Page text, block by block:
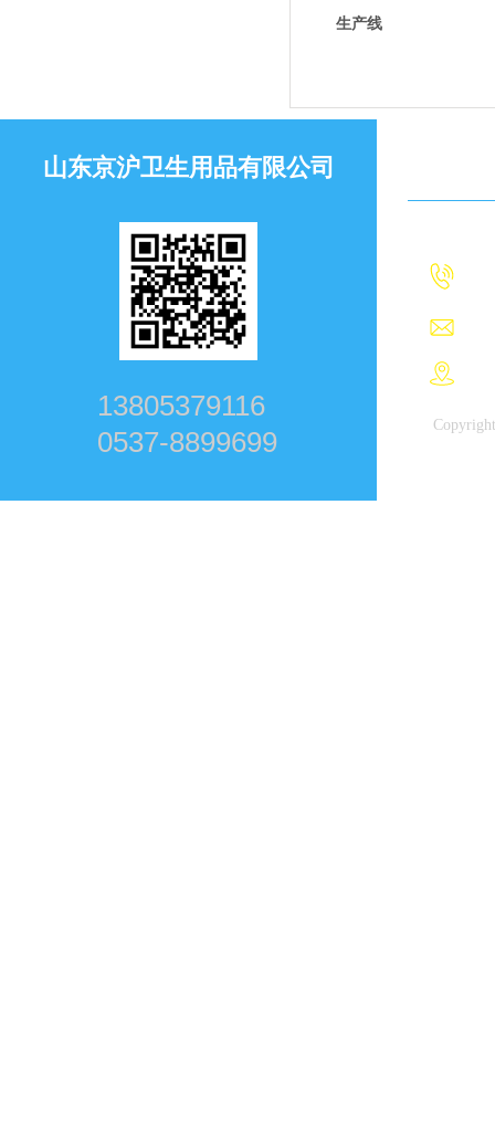
生产线
山东京沪卫生用品有限公司
13805379116
0537-8899699